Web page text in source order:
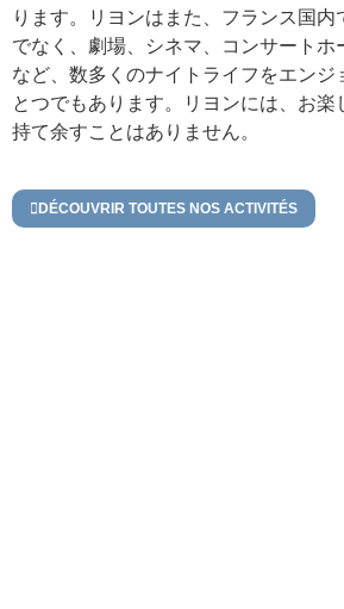
ります。リヨンはまた、フランス国内
でなく、劇場、シネマ、コンサートホ
など、数多くのナイトライフをエンジ
とつでもあります。リヨンには、お楽
持て余すことはありません。
DÉCOUVRIR TOUTES NOS ACTIVITÉS